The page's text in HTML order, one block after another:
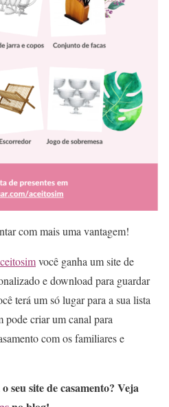
com mais uma vantagem!
você ganha um site de
e download para guardar
terá um só lugar para a sua lista
pode criar um canal para
com os familiares e
seu site de casamento? Veja